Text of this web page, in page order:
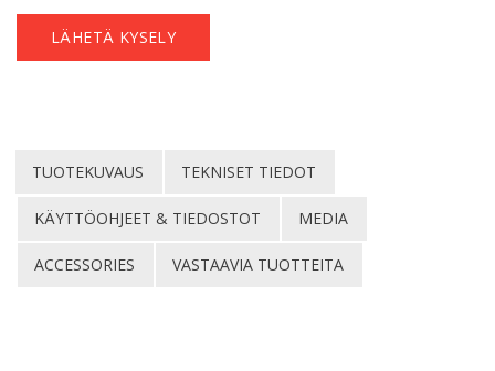
LÄHETÄ KYSELY
TUOTEKUVAUS TEKNISET TIEDOT
KÄYTTÖOHJEET & TIEDOSTOT MEDIA
ACCESSORIES VASTAAVIA TUOTTEITA